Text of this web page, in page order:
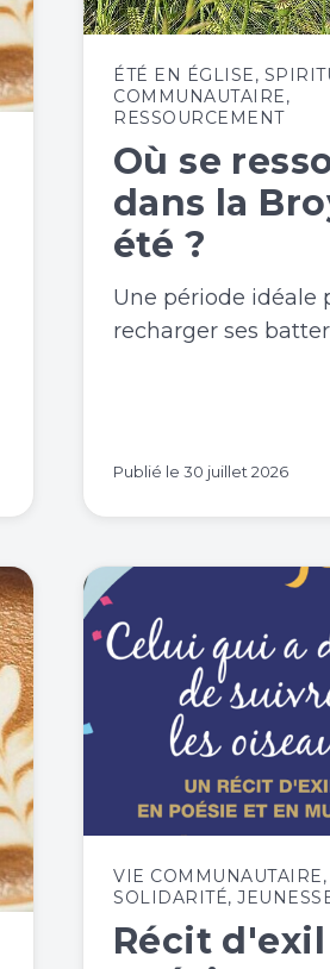
ÉTÉ EN ÉGLISE,
COMMUNAUTAIRE,
RESSOURCEMENT
Où se
dans la
été ?
Une période idéale
recharger ses
Publié le 30 juillet 2026
VIE COMMUNAUTAIRE,
SOLIDARITÉ,
Récit